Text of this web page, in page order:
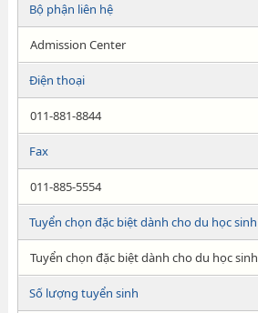
Bộ phận liên hệ
Admission Center
Điện thoại
011-881-8844
Fax
011-885-5554
Tuyển chọn đặc biệt dành cho du học sinh
Tuyển chọn đặc biệt dành cho du học sinh
Số lượng tuyển sinh